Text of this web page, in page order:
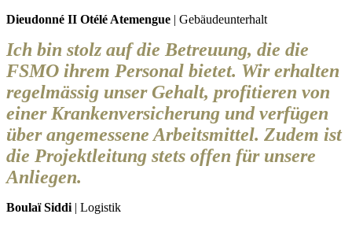
Dieudonné II Otélé Atemengue | Gebäudeunterhalt
Ich bin stolz auf die Betreuung, die die
FSMO ihrem Personal bietet. Wir erhalten
regelmässig unser Gehalt, profitieren von
einer Krankenversicherung und verfügen
über angemessene Arbeitsmittel. Zudem ist
die Projektleitung stets offen für unsere
Anliegen.
Boulaï Siddi | Logistik